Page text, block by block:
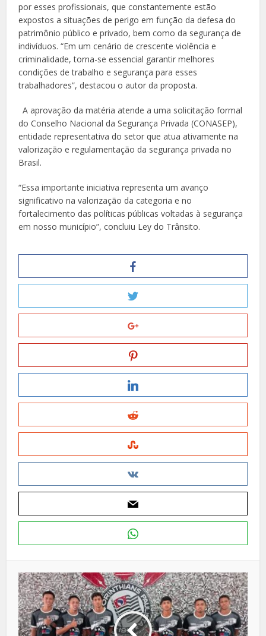
por esses profissionais, que constantemente estão
expostos a situações de perigo em função da defesa do
patrimônio público e privado, bem como da segurança de
indivíduos. “Em um cenário de crescente violência e
criminalidade, torna-se essencial garantir melhores
condições de trabalho e segurança para esses
trabalhadores”, destacou o autor da proposta.
A aprovação da matéria atende a uma solicitação formal
do Conselho Nacional da Segurança Privada (CONASEP),
entidade representativa do setor que atua ativamente na
valorização e regulamentação da segurança privada no
Brasil.
“Essa importante iniciativa representa um avanço
significativo na valorização da categoria e no
fortalecimento das políticas públicas voltadas à segurança
em nosso município”, concluiu Ley do Trânsito.